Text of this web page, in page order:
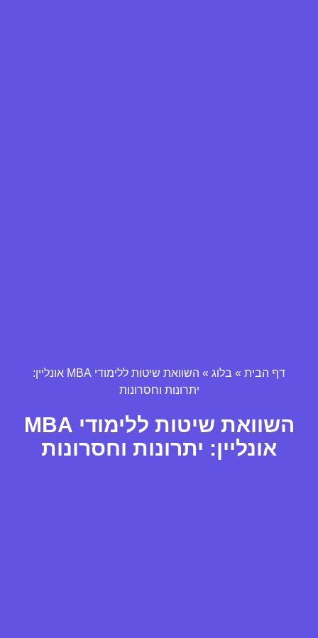
דף הבית » בלוג »
השוואת שיטות ללימודי MBA אונליין:
יתרונות וחסרונות
השוואת שיטות ללימודי MBA
אונליין: יתרונות וחסרונות